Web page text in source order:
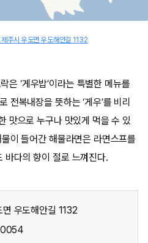
주시 우도면 우도해안길 1132
은 ‘게우밥’이라는 특별한 메뉴를
전복내장을 뜻하는 ‘게우’를 비리
맛으로 누구나 맛있게 먹을 수 있
이 들어간 해물라면은 라면스프를
바다의 향이 절로 느껴진다.
우도해안길 1132